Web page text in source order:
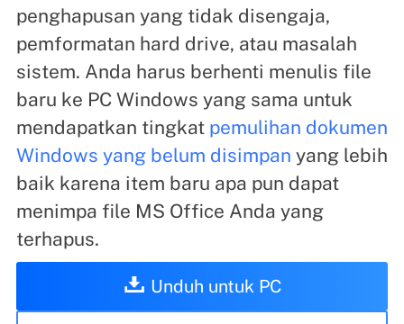
penghapusan yang tidak disengaja,
pemformatan hard drive, atau masalah
sistem. Anda harus berhenti menulis file
baru ke PC Windows yang sama untuk
mendapatkan tingkat pemulihan dokumen
Windows yang belum disimpan yang lebih
baik karena item baru apa pun dapat
menimpa file MS Office Anda yang
terhapus.
Unduh untuk PC